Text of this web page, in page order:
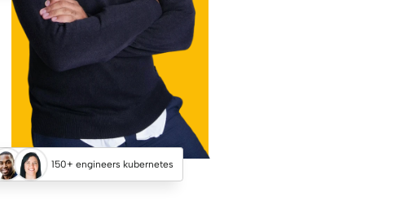
150+ engineers kubernetes